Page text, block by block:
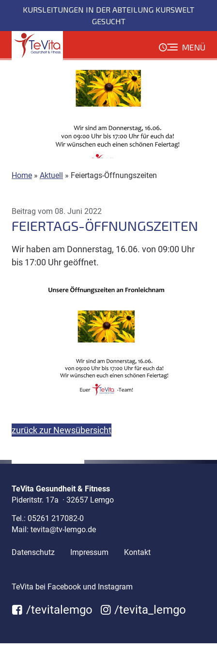
Inhalt
KURSLEITUNGEN IN DER ABTEILUNG KURSWELT
GESUCHT
MENÜ
Home » Aktuell » Feiertags-Öffnungszeiten
Beitrag vom 08. Juni 2022
FEIERTAGS-ÖFFNUNGSZEITEN
Wir haben am Donnerstag, 16.06. von 09:00 Uhr
bis 17:00 Uhr geöffnet.
zurück zur Newsübersicht
TeVita Gesundheit & Fitness
Pideritstr. 17a · 32657 Lemgo
Tel.: 05261 217082-0
Mail: tevita@tv-lemgo.de
Datenschutz Impressum Kontakt
TeVita bei Facebook und Instagram
/tevitalemgo /tevita_lemgo